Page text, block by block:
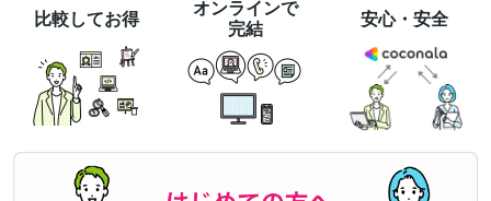
比較してお得
オンラインで
完結
安心・安全